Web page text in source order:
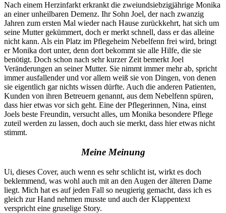
Nach einem Herzinfarkt erkrankt die zweiundsiebzigjährige Monika
an einer unheilbaren Demenz. Ihr Sohn Joel, der nach zwanzig
Jahren zum ersten Mal wieder nach Hause zurückkehrt, hat sich um
seine Mutter gekümmert, doch er merkt schnell, dass er das alleine
nicht kann. Als ein Platz im Pflegeheim Nebelfenn frei wird, bringt
er Monika dort unter, denn dort bekommt sie alle Hilfe, die sie
benötigt. Doch schon nach sehr kurzer Zeit bemerkt Joel
Veränderungen an seiner Mutter. Sie nimmt immer mehr ab, spricht
immer ausfallender und vor allem weiß sie von Dingen, von denen
sie eigentlich gar nichts wissen dürfte. Auch die anderen Patienten,
Kunden von ihren Betreuern genannt, aus dem Nebelfenn spüren,
dass hier etwas vor sich geht. Eine der Pflegerinnen, Nina, einst
Joels beste Freundin, versucht alles, um Monika besondere Pflege
zuteil werden zu lassen, doch auch sie merkt, dass hier etwas nicht
stimmt.
Meine Meinung
Ui, dieses Cover, auch wenn es sehr schlicht ist, wirkt es doch
beklemmend, was wohl auch mit an den Augen der älteren Dame
liegt. Mich hat es auf jeden Fall so neugierig gemacht, dass ich es
gleich zur Hand nehmen musste und auch der Klappentext
verspricht eine gruselige Story.